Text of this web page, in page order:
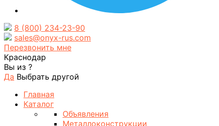
8 (800) 234-23-90
sales@onyx-rus.com
Перезвонить мне
Краснодар
Вы из ?
Да Выбрать другой
Главная
Каталог
Объявления
Металлоконструкции